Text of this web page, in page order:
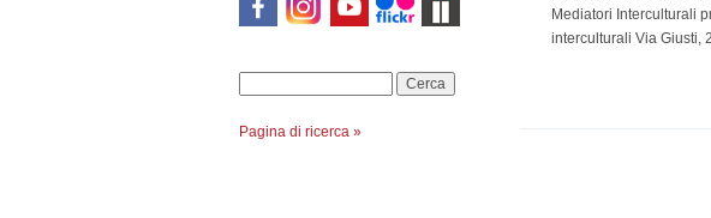
Pagina di ricerca »
Mediatori Interculturali
interculturali Via Giusti,